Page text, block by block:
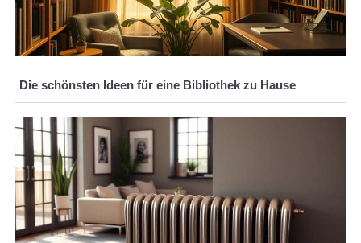
Die schönsten Ideen für eine Bibliothek zu Hause